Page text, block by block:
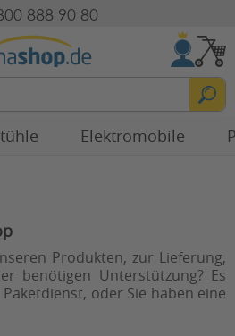
888 90 80
Elektromobile
Produkten, zur Lieferung,
benötigen Unterstützung? Es
oder Sie haben eine